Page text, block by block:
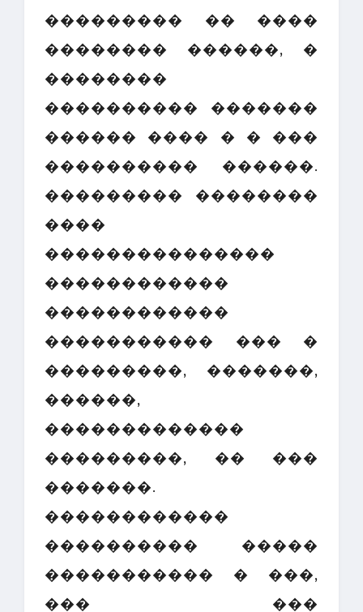
��������� �� ����
�������� ������, �
��������
���������� �������
������ ���� � � ���
���������� ������.
��������� ��������
����
���������������
������������
������������
����������� ��� �
���������, �������,
������,
�������������
���������, �� ���
�������.
������������
���������� �����
����������� � ���,
��� ���